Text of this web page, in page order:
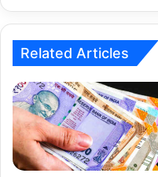
एक
दल
द्वारा
किया
भ्रमण।
Related Articles